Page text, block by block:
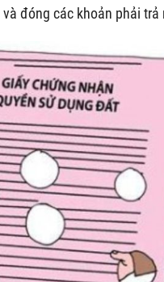
đóng các khoản phải